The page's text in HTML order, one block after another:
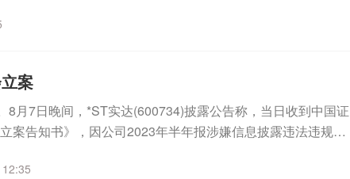
案
8月7日晚间，*ST实达(600734)披露公告称，当日收到中国证
案告知书》，因公司2023年半年报涉嫌信息披露违法违规，